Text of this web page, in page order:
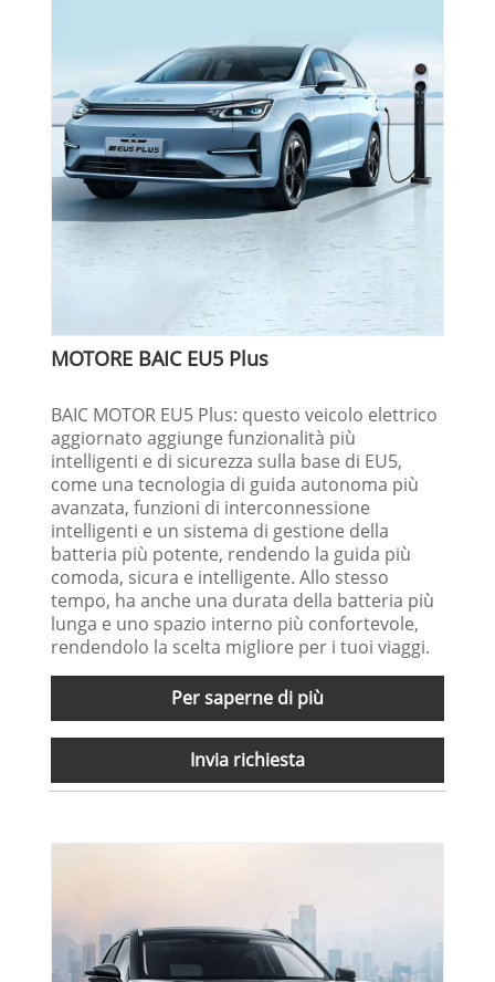
MOTORE BAIC EU5 Plus
BAIC MOTOR EU5 Plus: questo veicolo elettrico
aggiornato aggiunge funzionalità più
intelligenti e di sicurezza sulla base di EU5,
come una tecnologia di guida autonoma più
avanzata, funzioni di interconnessione
intelligenti e un sistema di gestione della
batteria più potente, rendendo la guida più
comoda, sicura e intelligente. Allo stesso
tempo, ha anche una durata della batteria più
lunga e uno spazio interno più confortevole,
rendendolo la scelta migliore per i tuoi viaggi.
Per saperne di più
Invia richiesta